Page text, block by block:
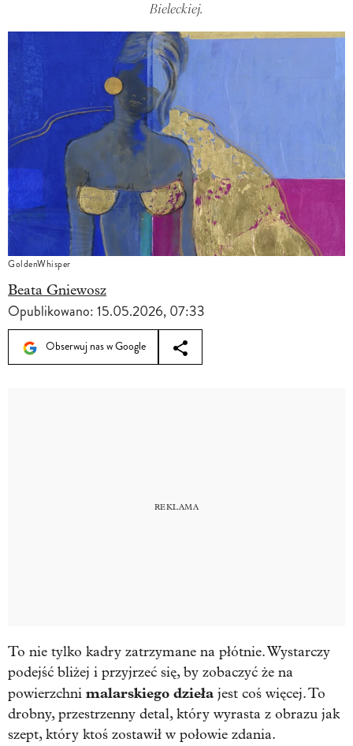
Bieleckiej.
GoldenWhisper
Beata Gniewosz
Opublikowano:15.05.2026, 07:33
Obserwuj nas w Google
To nie tylko kadry zatrzymane na płótnie. Wystarczy
podejść bliżej i przyjrzeć się, by zobaczyć że na
powierzchni malarskiego dzieła jest coś więcej. To
drobny, przestrzenny detal, który wyrasta z obrazu jak
szept, który ktoś zostawił w połowie zdania.